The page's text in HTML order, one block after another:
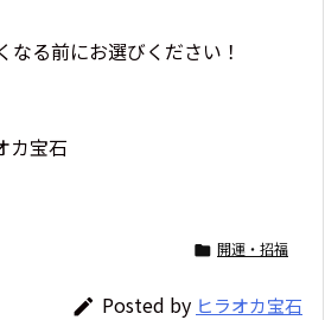
なる前にお選びください！
カ宝石
 開運・招福
 Posted by ヒラオカ宝石